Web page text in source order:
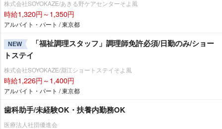
株式会社SOYOKAZE/あきる野ケアセンターそよ風
時給1,320円～1,350円
アルバイト・パート / 東京都
NEW
「福祉調理スタッフ」調理師免許必須/日勤のみ/ショー
トステイ
株式会社SOYOKAZE/淵江ショートステイそよ風
時給1,226円～1,400円
アルバイト・パート / 東京都
歯科助手/未経験OK・扶養内勤務OK
医療法人社団優進会